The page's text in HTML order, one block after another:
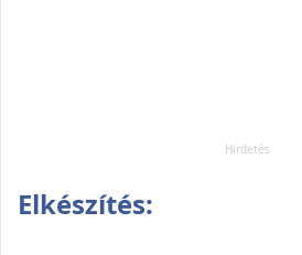
Elkészítés: